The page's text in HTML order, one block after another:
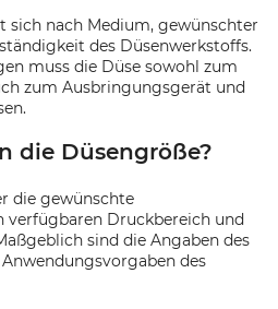
sich nach Medium, gewünschter
des Düsenwerkstoffs.
muss die Düse sowohl zum
zum Ausbringungsgerät und
die Düsengröße?
die gewünschte
verfügbaren Druckbereich und
sind die Angaben des
des